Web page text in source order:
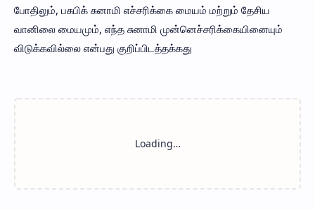
போதிலும், பசுபிக் சுனாமி எச்சரிக்கை மையம் மற்றும் தேசிய
வானிலை மையமும், எந்த சுனாமி முன்னெச்சரிக்கையினையும்
விடுக்கவில்லை என்பது குறிப்பிடத்தக்கது